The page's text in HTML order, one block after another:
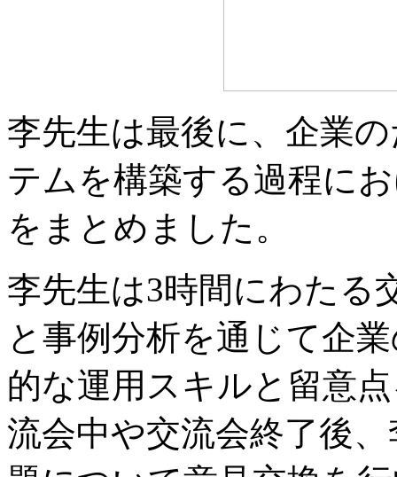
李先生は最後に、企業
テムを構築する過程に
をまとめました。
李先生は3時間にわたる
と事例分析を通じて企
的な運用スキルと留意
流会中や交流会終了後